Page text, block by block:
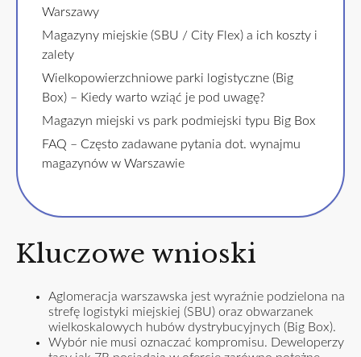
Warszawy
Magazyny miejskie (SBU / City Flex) a ich koszty i
zalety
Wielkopowierzchniowe parki logistyczne (Big
Box) – Kiedy warto wziąć je pod uwagę?
Magazyn miejski vs park podmiejski typu Big Box
FAQ – Często zadawane pytania dot. wynajmu
magazynów w Warszawie
Kluczowe wnioski
Aglomeracja warszawska jest wyraźnie podzielona na
strefę logistyki miejskiej (SBU) oraz obwarzanek
wielkoskalowych hubów dystrybucyjnych (Big Box).
Wybór nie musi oznaczać kompromisu. Deweloperzy